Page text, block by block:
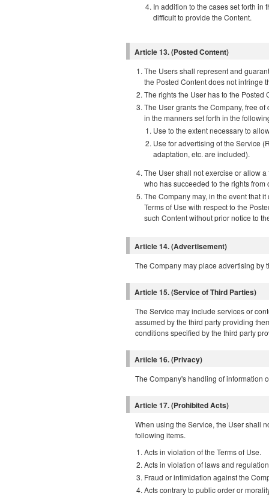
In addition to the cases set forth in
difficult to provide the Content.
Article 13. (Posted Content)
The Users shall represent and
the Posted Content does not infringe
The rights the User has to the Posted
The User grants the Company, free
in the manners set forth in the
Use to the extent necessary to
Use for advertising of the Service
adaptation, etc. are included).
The User shall not exercise or allow
who has succeeded to the rights
The Company may, in the event that
Terms of Use with respect to the
such Content without prior notice to
Article 14. (Advertisement)
The Company may place advertising by
Article 15. (Service of Third Parties)
The Service may include services or
assumed by the third party providing
conditions specified by the third party
Article 16. (Privacy)
The Company's handling of information
Article 17. (Prohibited Acts)
When using the Service, the User shall
following items.
Acts in violation of the Terms of Use.
Acts in violation of laws and
Fraud or intimidation against the
Acts contrary to public order or